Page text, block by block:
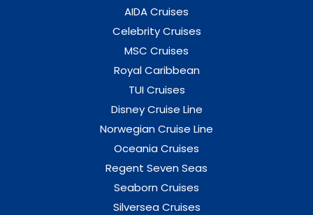
AIDA Cruises
Celebrity Cruises
MSC Cruises
Royal Caribbean
TUI Cruises
Disney Cruise Line
Norwegian Cruise Line
Oceania Cruises
Regent Seven Seas
Seaborn Cruises
Silversea Cruises